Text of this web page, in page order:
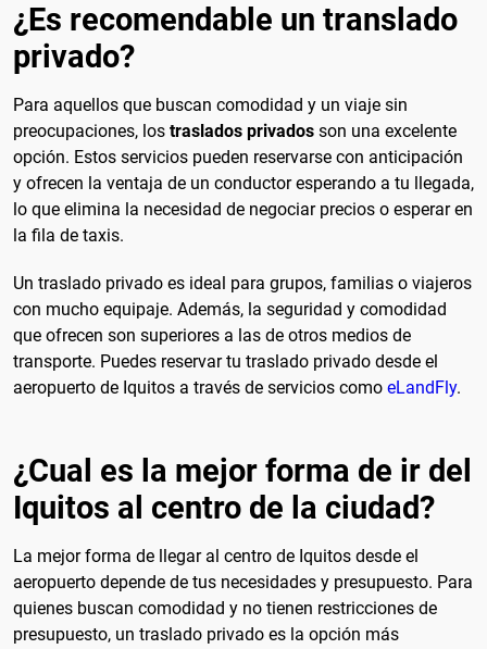
¿Es recomendable un translado
privado?
Para aquellos que buscan comodidad y un viaje sin
preocupaciones, los traslados privados son una excelente
opción. Estos servicios pueden reservarse con anticipación
y ofrecen la ventaja de un conductor esperando a tu llegada,
lo que elimina la necesidad de negociar precios o esperar en
la fila de taxis.
Un traslado privado es ideal para grupos, familias o viajeros
con mucho equipaje. Además, la seguridad y comodidad
que ofrecen son superiores a las de otros medios de
transporte. Puedes reservar tu traslado privado desde el
aeropuerto de Iquitos a través de servicios como eLandFly.
¿Cual es la mejor forma de ir del
Iquitos al centro de la ciudad?
La mejor forma de llegar al centro de Iquitos desde el
aeropuerto depende de tus necesidades y presupuesto. Para
quienes buscan comodidad y no tienen restricciones de
presupuesto, un traslado privado es la opción más